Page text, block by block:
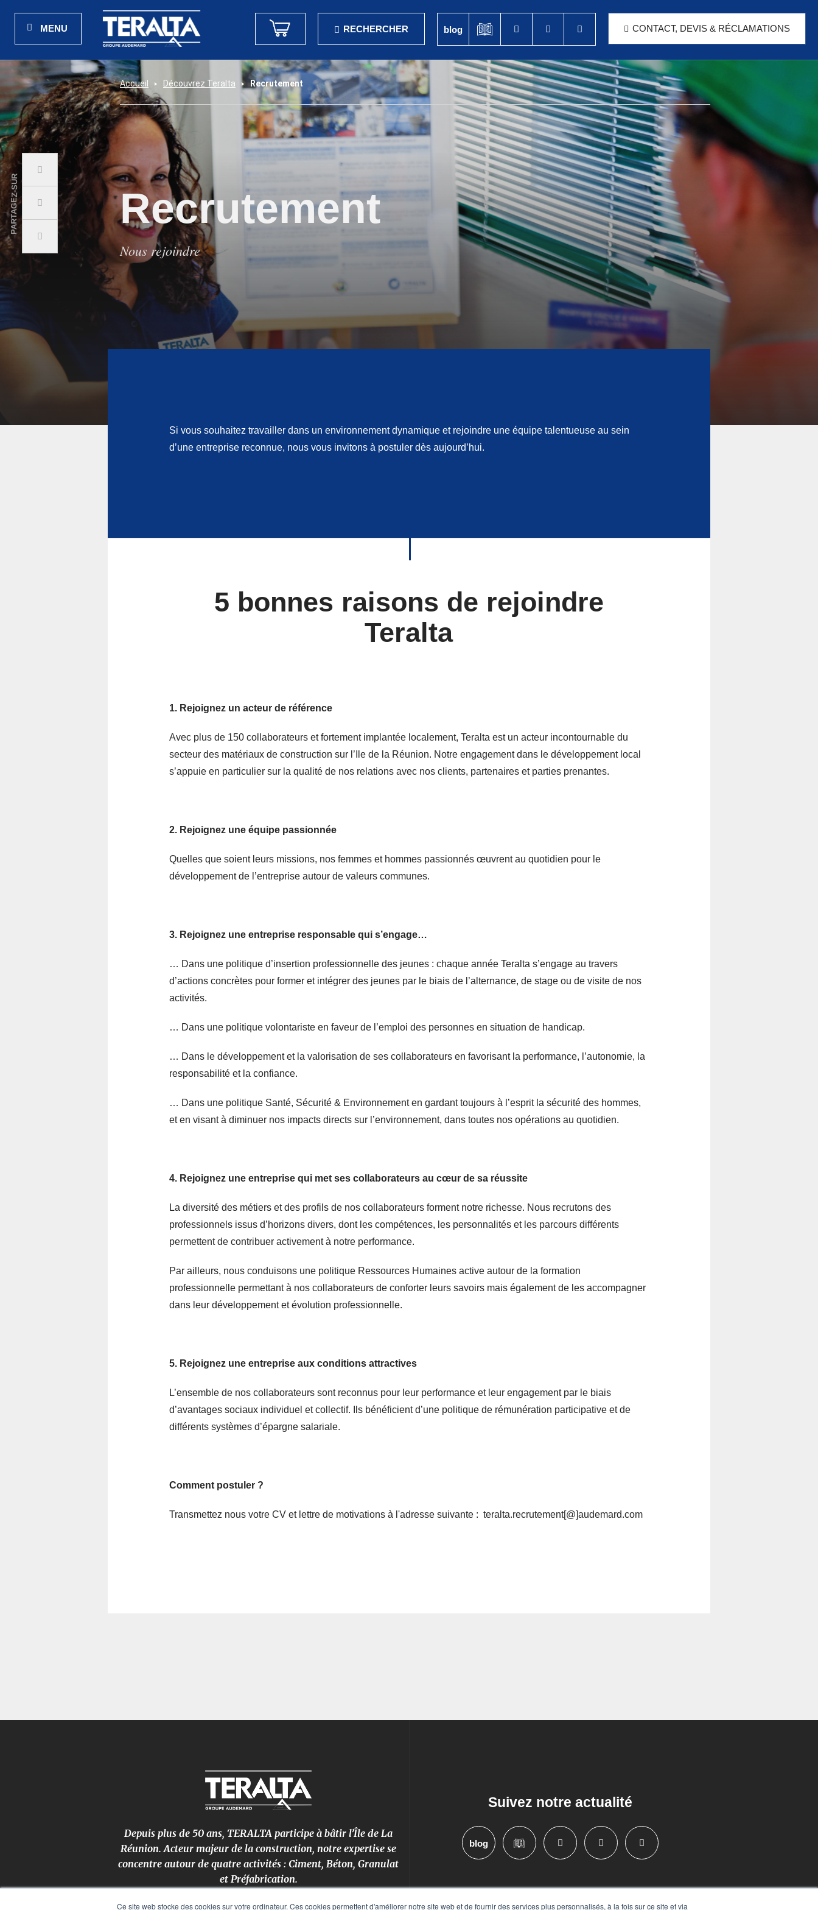
Ce site web stocke des cookies sur votre ordinateur. Ces cookies permettent d'améliorer notre site web et de fournir des services plus personnalisés, à la fois sur ce site et via
MENU RECHERCHER blog CONTACT, DEVIS & RÉCLAMATIONS
Accueil Découvrez Teralta Recrutement
Recrutement
Nous rejoindre
Si vous souhaitez travailler dans un environnement dynamique et rejoindre une équipe talentueuse au sein
d’une entreprise reconnue, nous vous invitons à postuler dès aujourd’hui.
5 bonnes raisons de rejoindre
Teralta
1. Rejoignez un acteur de référence
Avec plus de 150 collaborateurs et fortement implantée localement, Teralta est un acteur incontournable du
secteur des matériaux de construction sur l’Ile de la Réunion. Notre engagement dans le développement local
s’appuie en particulier sur la qualité de nos relations avec nos clients, partenaires et parties prenantes.
2. Rejoignez une équipe passionnée
Quelles que soient leurs missions, nos femmes et hommes passionnés œuvrent au quotidien pour le
développement de l’entreprise autour de valeurs communes.
3. Rejoignez une entreprise responsable qui s’engage…
… Dans une politique d’insertion professionnelle des jeunes : chaque année Teralta s’engage au travers
d’actions concrètes pour former et intégrer des jeunes par le biais de l’alternance, de stage ou de visite de nos
activités.
… Dans une politique volontariste en faveur de l’emploi des personnes en situation de handicap.
… Dans le développement et la valorisation de ses collaborateurs en favorisant la performance, l’autonomie, la
responsabilité et la confiance.
… Dans une politique Santé, Sécurité & Environnement en gardant toujours à l’esprit la sécurité des hommes,
et en visant à diminuer nos impacts directs sur l’environnement, dans toutes nos opérations au quotidien.
4. Rejoignez une entreprise qui met ses collaborateurs au cœur de sa réussite
La diversité des métiers et des profils de nos collaborateurs forment notre richesse. Nous recrutons des
professionnels issus d’horizons divers, dont les compétences, les personnalités et les parcours différents
permettent de contribuer activement à notre performance.
Par ailleurs, nous conduisons une politique Ressources Humaines active autour de la formation
professionnelle permettant à nos collaborateurs de conforter leurs savoirs mais également de les accompagner
dans leur développement et évolution professionnelle.
5. Rejoignez une entreprise aux conditions attractives
L’ensemble de nos collaborateurs sont reconnus pour leur performance et leur engagement par le biais
d’avantages sociaux individuel et collectif. Ils bénéficient d’une politique de rémunération participative et de
différents systèmes d’épargne salariale.
Comment postuler ?
Transmettez nous votre CV et lettre de motivations à l'adresse suivante : teralta.recrutement[@]audemard.com
Depuis plus de 50 ans, TERALTA participe à bâtir l’Île de La
Réunion. Acteur majeur de la construction, notre expertise se
concentre autour de quatre activités : Ciment, Béton, Granulat
et Préfabrication.
Suivez notre actualité
blog
PARTAGEZ-SUR